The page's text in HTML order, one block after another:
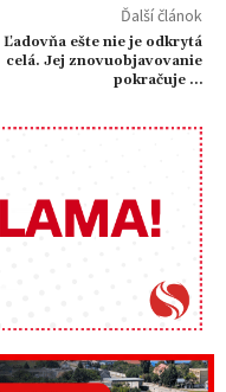
Ďalší článok
Ľadovňa ešte nie je odkrytá
celá. Jej znovuobjavovanie
pokračuje …